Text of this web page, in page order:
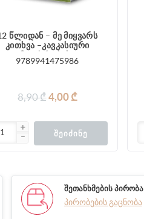
წლიდან – მე მიყვარს
კითხვა –კავკასიური
9789941475986
8,90 ₾4,00 ₾
ᲨᲔᲘᲫᲘᲜᲔ
ᲨᲔᲗᲐᲜᲮᲛᲔᲑᲘᲡ ᲞᲘᲠᲝᲑᲐ
პირობების გაცნობა